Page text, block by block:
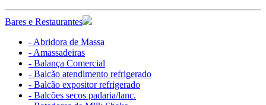
Bares e Restaurantes
- Abridora de Massa
- Amassadeiras
- Balança Comercial
- Balcão atendimento refrigerado
- Balcão expositor refrigerado
- Balcões secos padaria/lanc.